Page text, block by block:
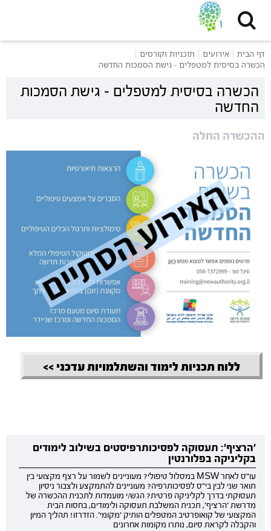
דף הבית אירועים
תוכניות וקורסים
הכשרה בסיסית למטפלים - גישת הסמכות החדשה
הכשרה בסיסית למטפלים - גישת הסמכות
החדשה
ההכשרה החלה
ללוח תכניות לימוד והשתלמויות עדכני >>
'הרציף': תעסוקה לפסיכותרפיסטים בשילוב לימודים
בקליניקה בפלורנטין
עו"ס לאחר MSW במסלול טיפולי? מעוניינים לשמור על רצף מקצועי בין
תואר שני לבין בי"ס לפסיכותרפיה? מעוניינים להתמקצע ולצבור ניסיון
תעסוקתי בדרך לקליניקה פרטית? הגש/י מועמדות לתכנית ההכשרה של
מדרשת 'הרציף', תכנית המשלבת תעסוקה ולימודים, בחסות הבית
המקצועי של קואופרטיב המטפלים הותיק 'מקומי'. הזדרזו! תהליך המיון
והקבלה לקראת סיום, נותרו מקומות אחרונים